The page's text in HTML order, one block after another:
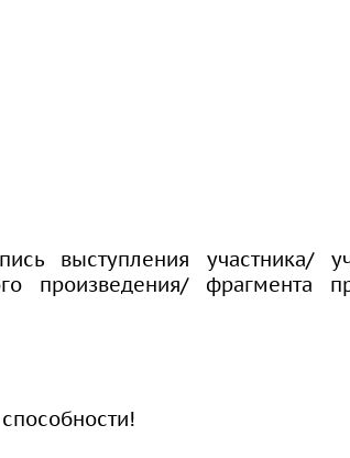
выступления участника/
произведения/ фрагмента